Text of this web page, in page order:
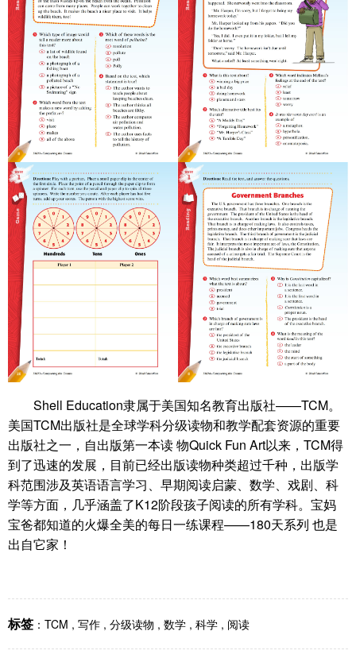
Shell Education隶属于美国知名教育出版社——TCM。
美国TCM出版社是全球学科分级读物和教学配套资源的重要
出版社之一，自出版第一本读 物Quick Fun Art以来，TCM得
到了迅速的发展，目前已经出版读物种类超过千种，出版学
科范围涉及英语语言学习、早期阅读启蒙、数学、戏剧、科
学等方面，几乎涵盖了K12阶段孩子阅读的所有学科。宝妈
宝爸都知道的火爆全美的每日一练课程——180天系列 也是
出自它家！
标签 ： TCM , 写作 , 分级读物 , 数学 , 科学 , 阅读